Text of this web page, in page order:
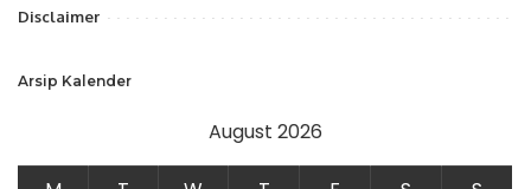
Disclaimer
Arsip Kalender
August 2026